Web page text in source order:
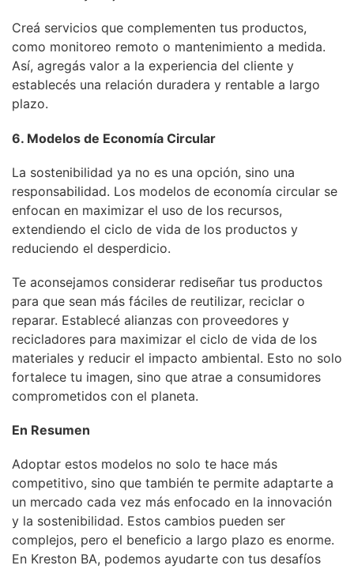
Creá servicios que complementen tus productos,
como monitoreo remoto o mantenimiento a medida.
Así, agregás valor a la experiencia del cliente y
establecés una relación duradera y rentable a largo
plazo.
6. Modelos de Economía Circular
La sostenibilidad ya no es una opción, sino una
responsabilidad. Los modelos de economía circular se
enfocan en maximizar el uso de los recursos,
extendiendo el ciclo de vida de los productos y
reduciendo el desperdicio.
Te aconsejamos considerar rediseñar tus productos
para que sean más fáciles de reutilizar, reciclar o
reparar. Establecé alianzas con proveedores y
recicladores para maximizar el ciclo de vida de los
materiales y reducir el impacto ambiental. Esto no solo
fortalece tu imagen, sino que atrae a consumidores
comprometidos con el planeta.
En Resumen
Adoptar estos modelos no solo te hace más
competitivo, sino que también te permite adaptarte a
un mercado cada vez más enfocado en la innovación
y la sostenibilidad. Estos cambios pueden ser
complejos, pero el beneficio a largo plazo es enorme.
En Kreston BA, podemos ayudarte con tus desafíos